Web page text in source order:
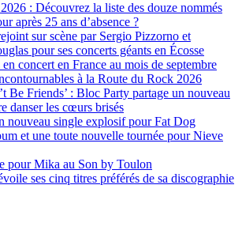
: Découvrez la liste des douze nommés
après 25 ans d’absence ?
sur scène par Sergio Pizzorno et
pour ses concerts géants en Écosse
concert en France au mois de septembre
à la Route du Rock 2026
Be Friends’ : Bloc Party partage un nouveau
danser les cœurs brisés
nouveau single explosif pour Fat Dog
et une toute nouvelle tournée pour Nieve
pour Mika au Son by Toulon
ses cinq titres préférés de sa discographie